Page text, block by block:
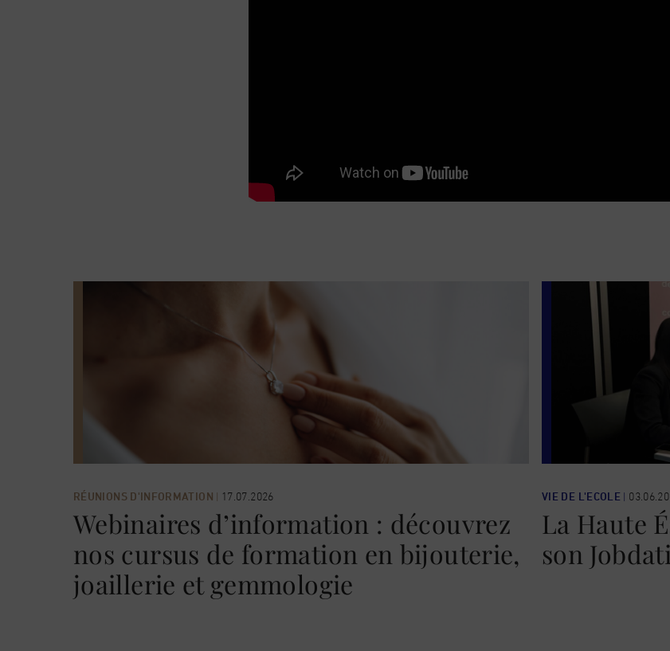
RÉUNIONS D'INFORMATION | 17.07.2026
Webinaires d’information : découvrez
nos cursus de formation en bijouterie,
joaillerie et gemmologie
VIE DE L'ECOLE |
La Haute
son